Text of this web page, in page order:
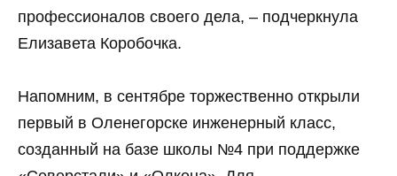
профессионалов своего дела, – подчеркнула
Елизавета Коробочка.
Напомним, в сентябре торжественно открыли
первый в Оленегорске инженерный класс,
созданный на базе школы №4 при поддержке